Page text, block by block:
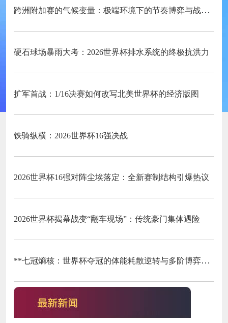
跨洲附加赛的气候变量：极端环境下的节奏博弈与战术自适应
硬石球场暴雨大考：2026世界杯排水系统的终极抗洪力
扩军首战：1/16决赛如何改写北美世界杯的经济版图
铁骑纵横：2026世界杯16强决战
2026世界杯16强对阵尘埃落定：全新赛制结构引爆热议
2026世界杯揭幕战变“翻车现场”：传统豪门集体遇险
**七冠熵核：世界杯夺冠的体能耗散逆转与多阶博弈论**